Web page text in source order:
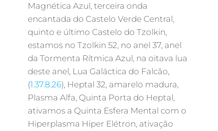
Magnética Azul, terceira onda
encantada do Castelo Verde Central,
quinto e último Castelo do Tzolkin,
estamos no Tzolkin 52, no anel 37, anel
da Tormenta Rítmica Azul, na oitava lua
deste anel, Lua Galáctica do Falcão,
(1.37.8.26), Heptal 32, amarelo madura,
Plasma Alfa, Quinta Porta do Heptal,
ativamos a Quinta Esfera Mental com o
Hiperplasma Hiper Elétron, ativação